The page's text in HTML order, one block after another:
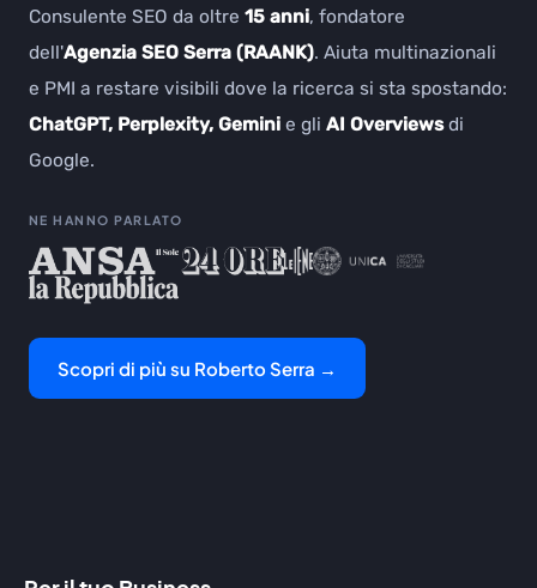
Consulente SEO da oltre 15 anni, fondatore
dell'Agenzia SEO Serra (RAANK). Aiuta multinazionali
e PMI a restare visibili dove la ricerca si sta spostando:
ChatGPT, Perplexity, Gemini e gli AI Overviewsdi
Google.
NE HANNO PARLATO
Scopri di più su Roberto Serra →